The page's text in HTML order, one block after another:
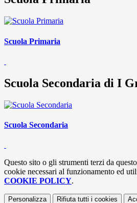
Scuola Primaria
Scuola Secondaria di I
Scuola Secondaria
Questo sito o gli strumenti terzi da
cookie necessari al funzionamento ed
COOKIE POLICY.
Personalizza Rifiuta tutti i cookies